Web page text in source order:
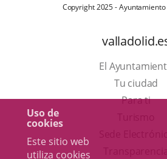
Uso de
cookies
Este sitio web
utiliza cookies
Copyright 2025 -
El
Tu ciudad
Para ti